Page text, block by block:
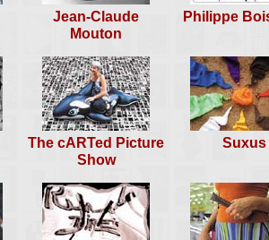
Jean-Claude
Mouton
Philippe
The cARTed Picture
Show
Suxus